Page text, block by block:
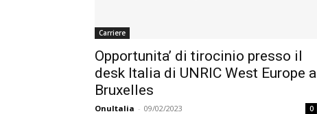
Carriere
Opportunita’ di tirocinio presso il
desk Italia di UNRIC West Europe a
Bruxelles
OnuItalia - 09/02/2023 0